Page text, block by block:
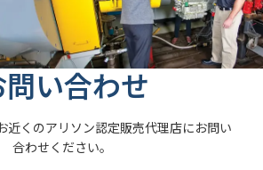
が可能で、時間とコストの節約を実現
ています。
問い合わせ
近くのアリソン認定販売代理店にお問い
合わせください。